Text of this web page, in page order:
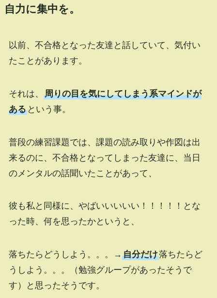
自力に集中を。
以前、不合格となった友達と話していて、気付い
たことがあります。
それは、 周りの目を気にしてしまう系マインドが
あるという事。
普段の練習課題では、課題の読み取りや作図は出
来るのに、不合格となってしまった友達に、当日
のメンタルの話聞いたことがあって、
彼も私と同様に、やばいいいいい！！！！！とな
った時、何を思ったかというと、
落ちたらどうしよう。。。→ 自分だけ落ちたらど
うしよう。。。（勉強グループがあったそうで
す）と思ったそうです。